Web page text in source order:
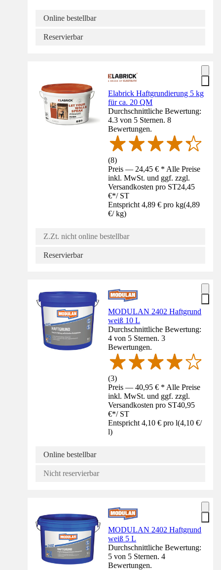
Online bestellbar
Reservierbar
Elabrick Haftgrundierung 5 kg
für ca. 20 QM
Durchschnittliche Bewertung:
4.3 von 5 Sternen. 8
Bewertungen.
(8)
Preis — 24,45 € * Alle Preise
inkl. MwSt. und ggf. zzgl.
Versandkosten pro ST24,45
€*/ ST
Entspricht 4,89 € pro kg(4,89
€/ kg)
Z.Zt. nicht online bestellbar
Reservierbar
MODULAN 2402 Haftgrund
weiß 10 L
Durchschnittliche Bewertung:
4 von 5 Sternen. 3
Bewertungen.
(3)
Preis — 40,95 € * Alle Preise
inkl. MwSt. und ggf. zzgl.
Versandkosten pro ST40,95
€*/ ST
Entspricht 4,10 € pro l(4,10 €/
l)
Online bestellbar
Nicht reservierbar
MODULAN 2402 Haftgrund
weiß 5 L
Durchschnittliche Bewertung:
5 von 5 Sternen. 4
Bewertungen.